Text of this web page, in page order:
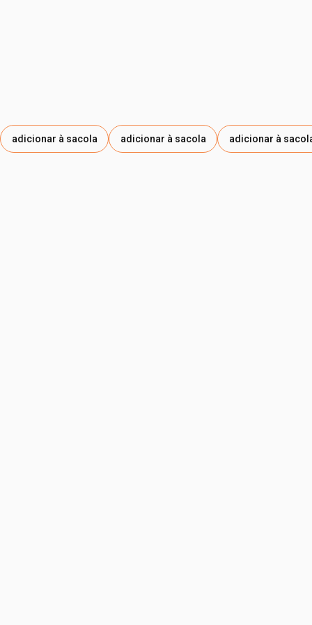
adicionar à sacola adicionar à sacola adicionar à